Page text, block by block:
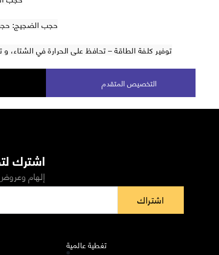
حجب الضجيج: حجب 40 % من الضجيج
توفير كلفة الطاقة – تحافظ على الحرارة في
التخصيص المتقدم
اشترك
إلهام
اشتراك
تغطية عالمية